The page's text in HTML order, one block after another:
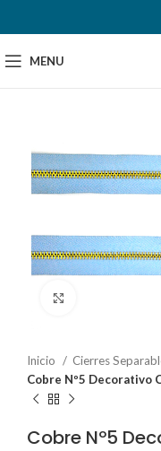
MENU
Inicio
Cierres
Cobre Nº5 Decorativo
Cobre Nº5